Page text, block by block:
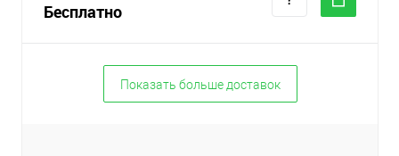
Бесплатно
Показать больше доставок